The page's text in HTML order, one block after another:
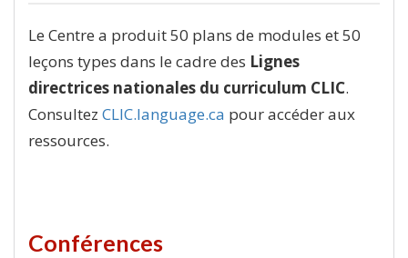
Le Centre a produit 50 plans de modules et 50
leçons types dans le cadre des Lignes
directrices nationales du curriculum CLIC.
Consultez CLIC.language.ca pour accéder aux
ressources.
Conférences